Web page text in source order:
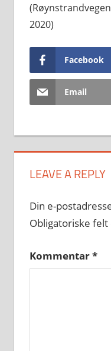
2020)
Facebook
Email
LEAVE A REPLY
Din e-
Obligatoriske
Kommentar*